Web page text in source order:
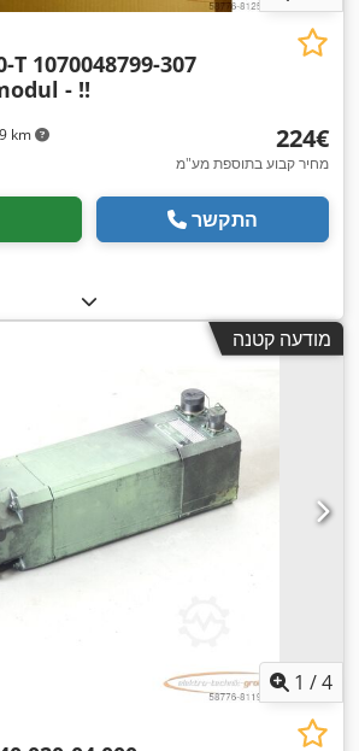
km
T 1070048799-307
- !!
‏224 ‏€
מחיר קבוע בתוספת מע"מ
התקשר
מודעה קטנה
1 /4